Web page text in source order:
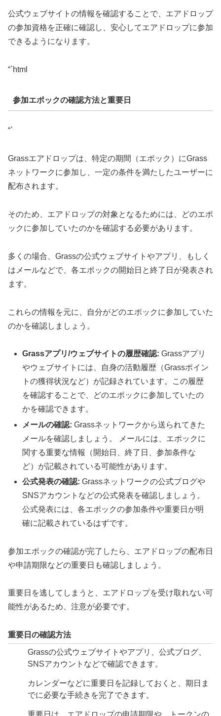
公式ウェブサイトの情報を確認することで、エアドロップ
の参加資格を正確に確認し、安心してエアドロップに参加
できるようになります。
“`html
参加エポックの確認方法と重要日
“`
Grassエアドロップは、特定の期間（エポック）にGrass
ネットワークに参加し、一定の条件を満たしたユーザーに
配布されます。
そのため、エアドロップの対象となるためには、どのエポ
ックに参加していたのかを確認する必要があります。
多くの場合、Grassの公式ウェブサイトやアプリ、もしく
はメールなどで、各エポックの開始日と終了日が発表され
ます。
これらの情報を元に、自分がどのエポックに参加していた
のかを確認しましょう。
Grassアプリ/ウェブサイトの履歴確認: Grassアプリ
やウェブサイトには、自身の活動履歴（Grassポイン
トの獲得状況など）が記録されています。この履歴
を確認することで、どのエポックに参加していたの
かを確認できます。
メールの確認: Grassネットワークから送られてきた
メールを確認しましょう。 メールには、エポックに
関する重要な情報（開始日、終了日、参加条件な
ど）が記載されている可能性があります。
公式発表の確認: Grassネットワークの公式ブログや
SNSアカウントなどの公式発表を確認しましょう。
公式発表には、各エポックの参加条件や重要日が明
確に記載されているはずです。
参加エポックの確認が完了したら、エアドロップの配布日
や申請期限などの重要日も確認しましょう。
重要日を逃してしまうと、エアドロップを受け取れない可
能性があるため、注意が必要です。
重要日の確認方法
Grassの公式ウェブサイトやアプリ、公式ブログ、
SNSアカウントなどで確認できます。
カレンダーなどに重要日を記録しておくと、期日ま
でに必要な手続きを完了できます。